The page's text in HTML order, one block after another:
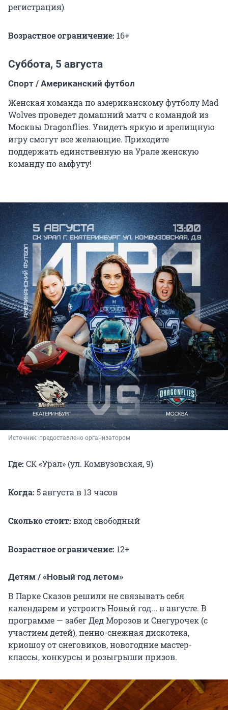
регистрация)
Возрастное ограничение: 16+
Суббота, 5 августа
Спорт / Американский футбол
Женская команда по американскому футболу Mad
Wolves проведет домашний матч с командой из
Москвы Dragonflies. Увидеть яркую и зрелищную
игру смогут все желающие. Приходите
поддержать единственную на Урале женскую
команду по амфуту!
Источник: предоставлено организатором
Где: СК «Урал» (ул. Комвузовская, 9)
Когда: 5 августа в 13 часов
Сколько стоит: вход свободный
Возрастное ограничение: 12+
Детям / «Новый год летом»
В Парке Сказов решили не связывать себя
календарем и устроить Новый год... в августе. В
программе — забег Дед Морозов и Снегурочек (с
участием детей), пенно-снежная дискотека,
криошоу от снеговиков, новогодние мастер-
классы, конкурсы и розыгрыши призов.